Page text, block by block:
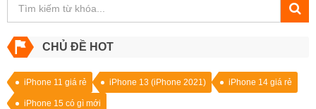
CHỦ ĐỀ HOT
iPhone 11 giá rẻ iPhone 13 (iPhone 2021) iPhone 14 giá rẻ
iPhone 15 có gì mới